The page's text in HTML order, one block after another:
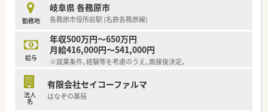
勤務地
岐阜県 各務原市
各務原市役所前駅 (名鉄各務原線)
給与
年収500万円～650万円
月給416,000円～541,000円
※就業条件、経験等を考慮のうえ、面接後決定。
法人
名
有限会社セイコーファルマ
はなぞの薬局